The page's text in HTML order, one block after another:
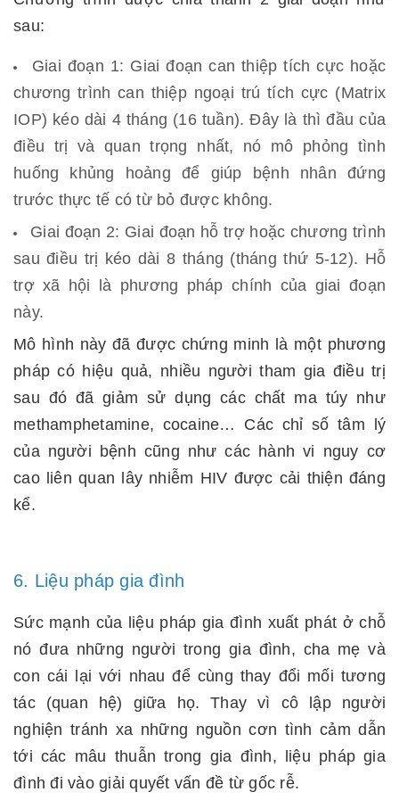
sau:
Giai đoạn 1: Giai đoạn can thiệp tích cực hoặc
chương trình can thiệp ngoại trú tích cực (Matrix
IOP) kéo dài 4 tháng (16 tuần). Đây là thì đầu của
điều trị và quan trọng nhất, nó mô phỏng tình
huống khủng hoảng để giúp bệnh nhân đứng
trước thực tế có từ bỏ được không.
Giai đoạn 2: Giai đoạn hỗ trợ hoặc chương trình
sau điều trị kéo dài 8 tháng (tháng thứ 5-12). Hỗ
trợ xã hội là phương pháp chính của giai đoạn
này.
Mô hình này đã được chứng minh là một phương
pháp có hiệu quả, nhiều người tham gia điều trị
sau đó đã giảm sử dụng các chất ma túy như
methamphetamine, cocaine… Các chỉ số tâm lý
của người bệnh cũng như các hành vi nguy cơ
cao liên quan lây nhiễm HIV được cải thiện đáng
kể.
6. Liệu pháp gia đình
Sức mạnh của liệu pháp gia đình xuất phát ở chỗ
nó đưa những người trong gia đình, cha mẹ và
con cái lại với nhau để cùng thay đổi mối tương
tác (quan hệ) giữa họ. Thay vì cô lập người
nghiện tránh xa những nguồn cơn tình cảm dẫn
tới các mâu thuẫn trong gia đình, liệu pháp gia
đình đi vào giải quyết vấn đề từ gốc rễ.